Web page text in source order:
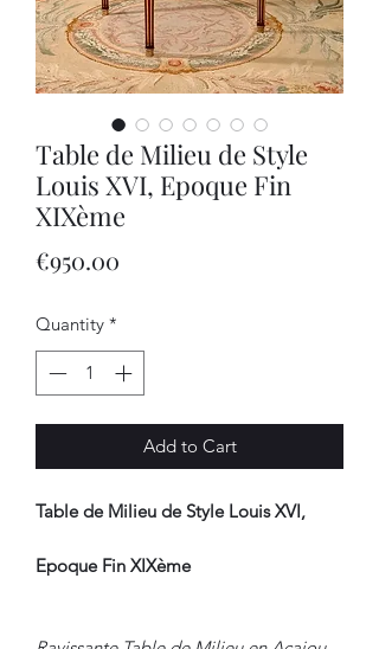
Table de Milieu de Style
Louis XVI, Epoque Fin
XIXème
€950.00
Quantity *
Add to Cart
Table de Milieu de Style Louis XVI,
Epoque Fin XIXème